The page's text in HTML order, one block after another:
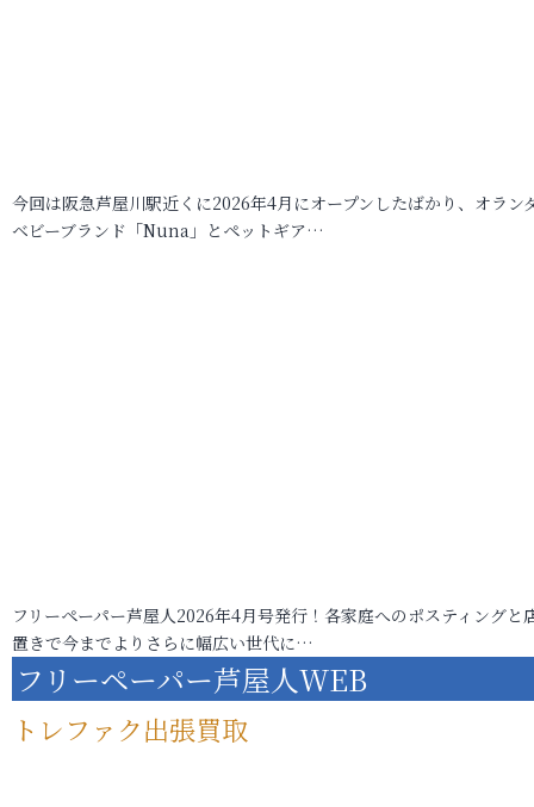
今回は阪急芦屋川駅近くに2026年4月にオープンしたばかり、オラン
ベビーブランド「Nuna」とペットギア…
フリーペーパー芦屋人2026年4月号発行！各家庭へのポスティングと
置きで今までよりさらに幅広い世代に…
フリーペーパー芦屋人WEB
トレファク出張買取